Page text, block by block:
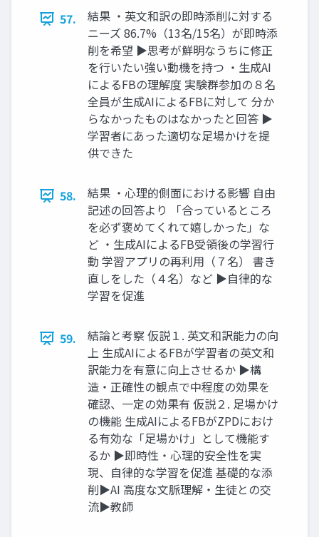
57.
結果 ・英文和訳の即時添削に対する
ニーズ 86.7%（13名/15名）が即時添
削を希望 ▶︎思考が鮮明なうちに修正
を行いたい強い動機を持つ ・生成AI
によるFBの理解度 実験群参加の８名
全員が生成AIによるFBに対して 分か
らなかったものはなかったと回答 ▶︎
学習者にあった適切な足場かけを提
供できた
58.
結果 ・心理的側面における影響 自由
記述の回答より 「合っているところ
を必ず褒めてくれて嬉しかった」な
ど ・生成AIによるFB受領後の学習行
動 学習アプリの再利用（７名） 書き
直しをした（４名）など ▶︎自律的な
学習を促進
59.
結論と考察 仮説１. 英文和訳能力の向
上 生成AIによるFBが学習者の英文和
訳能力を有意に向上させるか ▶︎構
造・正確性の観点で中程度の効果を
確認、一定の効果有 仮説２. 足場かけ
の機能 生成AIによるFBがZPDにおけ
る有効な「足場かけ」として機能す
るか ▶︎即時性・心理的安全性を実
現、自律的な学習を促進 基礎的な添
削▶︎AI 高度な文脈理解・生徒との交
流▶︎教師